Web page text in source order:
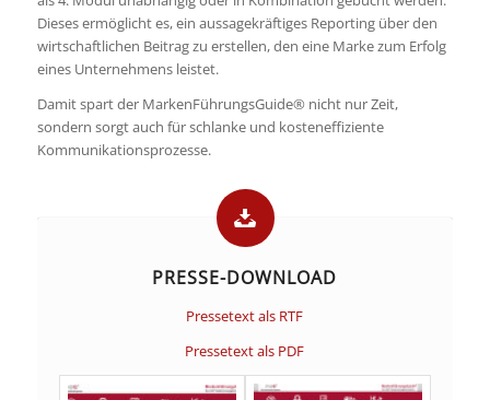
Dieses ermöglicht es, ein aussagekräftiges Reporting über den
wirtschaftlichen Beitrag zu erstellen, den eine Marke zum Erfolg
eines Unternehmens leistet.
Damit spart der MarkenFührungsGuide® nicht nur Zeit,
sondern sorgt auch für schlanke und kosteneffiziente
Kommunikationsprozesse.
PRESSE-DOWNLOAD
Pressetext als RTF
Pressetext als PDF